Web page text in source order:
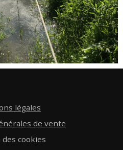
légales
de vente
cookies